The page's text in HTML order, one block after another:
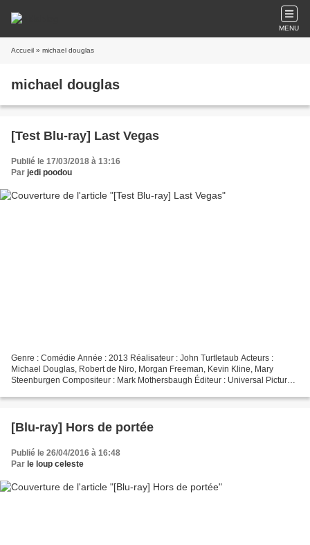
MENU
Accueil » michael douglas
michael douglas
[Test Blu-ray] Last Vegas
Publié le 17/03/2018 à 13:16
Par jedi poodou
Genre : Comédie Année : 2013 Réalisateur : John Turtletaub Acteurs :
Michael Douglas, Robert de Niro, Morgan Freeman, Kevin Kline, Mary
Steenburgen Compositeur : Mark Mothersbaugh Éditeur : Universal Pictures
[Blu-ray] Hors de portée
Publié le 26/04/2016 à 16:48
Par le loup celeste